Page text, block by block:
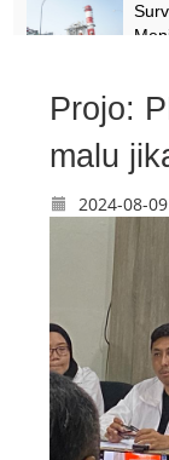
08-07
08-07
Projo:
malu
2024-08-